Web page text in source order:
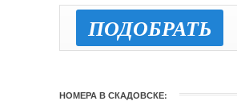
ПОДОБРАТЬ
НОМЕРА В СКАДОВСКЕ: